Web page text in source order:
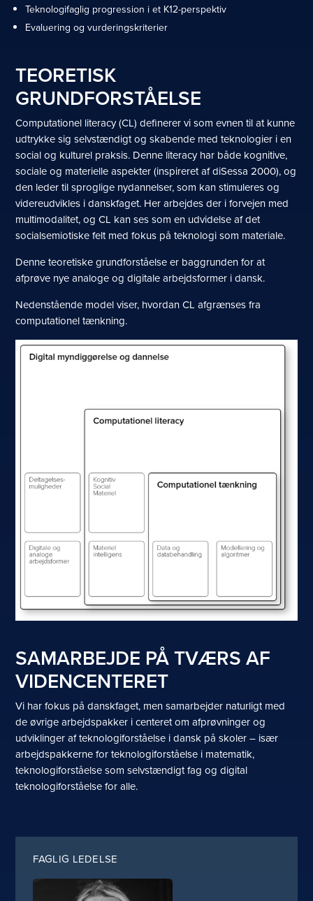
Teknologifaglig progression i et K12-perspektiv
Evaluering og vurderingskriterier
TEORETISK
GRUNDFORSTÅELSE
Computationel literacy (CL) definerer vi som evnen til at kunne
udtrykke sig selvstændigt og skabende med teknologier i en
social og kulturel praksis. Denne literacy har både kognitive,
sociale og materielle aspekter (inspireret af diSessa 2000), og
den leder til sproglige nydannelser, som kan stimuleres og
videreudvikles i danskfaget. Her arbejdes der i forvejen med
multimodalitet, og CL kan ses som en udvidelse af det
socialsemiotiske felt med fokus på teknologi som materiale.
Denne teoretiske grundforståelse er baggrunden for at
afprøve nye analoge og digitale arbejdsformer i dansk.
Nedenstående model viser, hvordan CL afgrænses fra
computationel tænkning.
SAMARBEJDE PÅ TVÆRS AF
VIDENCENTERET
Vi har fokus på danskfaget, men samarbejder naturligt med
de øvrige arbejdspakker i centeret om afprøvninger og
udviklinger af teknologiforståelse i dansk på skoler – især
arbejdspakkerne for teknologiforståelse i matematik,
teknologiforståelse som selvstændigt fag og digital
teknologiforståelse for alle.
FAGLIG LEDELSE